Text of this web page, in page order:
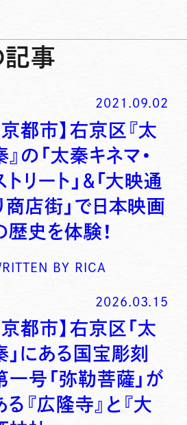
事
2021.09.02
京都市】右京区『太
』の「太秦キネマ・
トリート」＆「大映通
商店街」で日本映画
歴史を体験！
BY RICA
2026.03.15
京都市】右京区「太
」にある国宝彫刻
一号「弥勒菩薩」が
る『広隆寺』と『大